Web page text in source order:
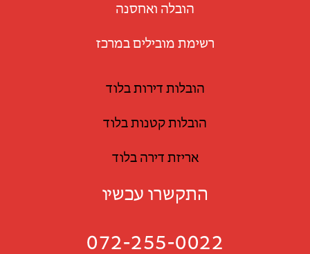
הובלה ואחסנה
רשימת מובילים במרכז
הובלות דירות בלוד
הובלות קטנות בלוד
אריזת דירה בלוד
התקשרו עכשיו
072-255-0022